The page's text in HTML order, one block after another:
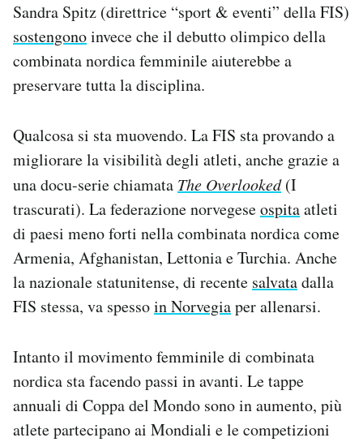
Sandra Spitz (direttrice “sport & eventi” della FIS)
sostengonoinvece che il debutto olimpico della
combinata nordica femminile aiuterebbe a
preservare tutta la disciplina.
Qualcosa si sta muovendo. La FIS sta provando a
migliorare la visibilità degli atleti, anche grazie a
una docu-serie chiamata The Overlooked (I
trascurati). La federazione norvegeseospitaatleti
di paesi meno forti nella combinata nordica come
Armenia, Afghanistan, Lettonia e Turchia. Anche
la nazionale statunitense, di recente salvatadalla
FIS stessa, va spessoin Norvegiaper allenarsi.
Intanto il movimento femminile di combinata
nordica sta facendo passi in avanti. Le tappe
annuali di Coppa del Mondo sono in aumento, più
atlete partecipano ai Mondiali e le competizioni